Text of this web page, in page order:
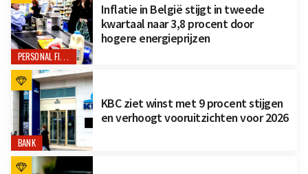
PERSONAL FINANCE
Inflatie in België stijgt in tweede
kwartaal naar 3,8 procent door
hogere energieprijzen
BANK
KBC ziet winst met 9 procent stijgen
en verhoogt vooruitzichten voor 2026